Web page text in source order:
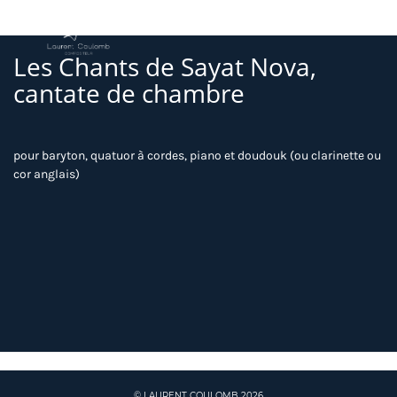
Les Chants de Sayat Nova,
cantate de chambre
pour baryton, quatuor à cordes, piano et doudouk (ou clarinette ou
cor anglais)